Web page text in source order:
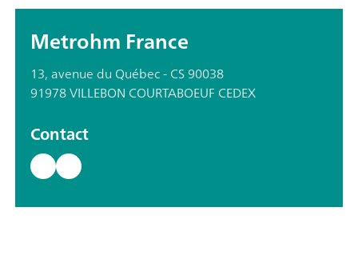
Metrohm France
13, avenue du Québec - CS 90038
91978 VILLEBON COURTABOEUF CEDEX
Contact